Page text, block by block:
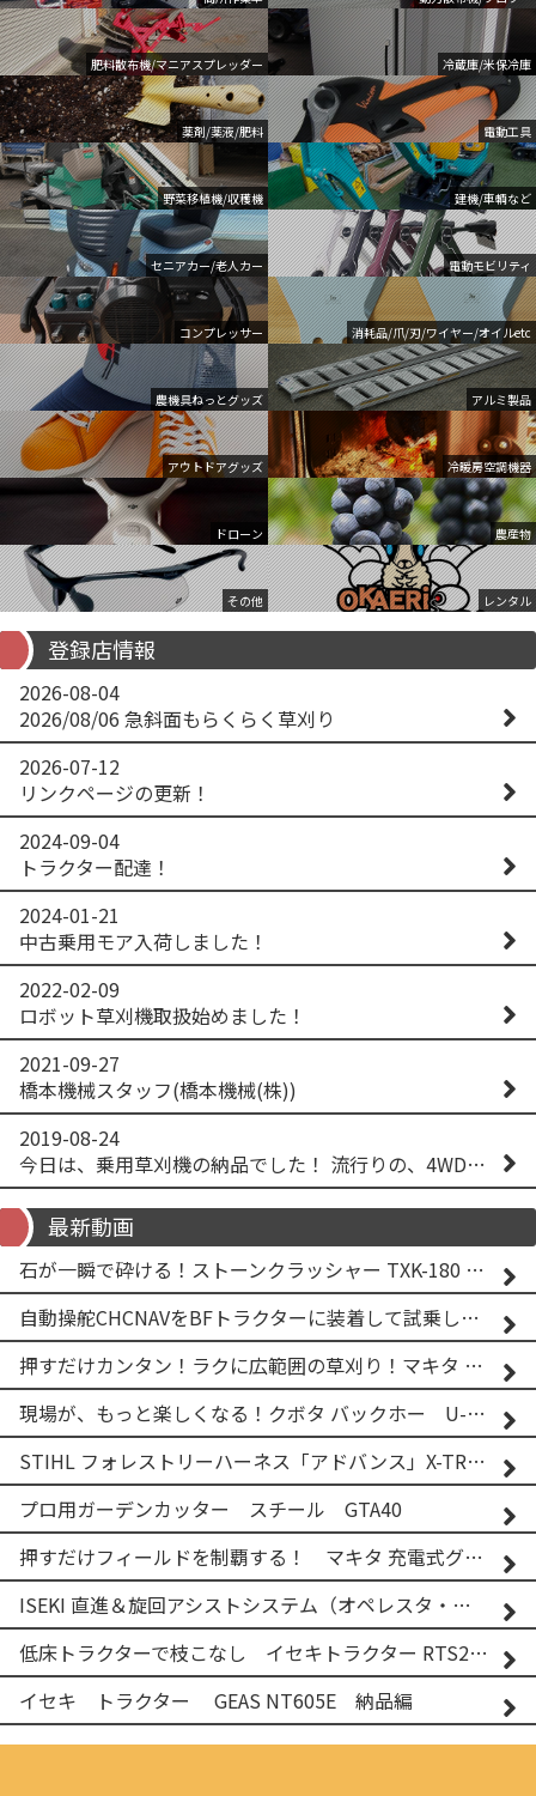
肥料散布機/マニアスプレッダー 冷蔵庫/米保冷庫
薬剤/薬液/肥料 電動工具
野菜移植機/収穫機 建機/車輌など
セニアカー/老人カー 電動モビリティ
コンプレッサー 消耗品/爪/刃/ワイヤー/オイルetc
農機具ねっとグッズ アルミ製品
アウトドアグッズ 冷暖房空調機器
ドローン 農産物
その他 レンタル
登録店情報
2026-08-04
2026/08/06 急斜面もらくらく草刈り
2026-07-12
リンクページの更新！
2024-09-04
トラクター配達！
2024-01-21
中古乗用モア入荷しました！
2022-02-09
ロボット草刈機取扱始めました！
2021-09-27
橋本機械スタッフ(橋本機械(株))
2019-08-24
今日は、乗用草刈機の納品でした！ 流行りの、4WD！ #イセキアグリ #オーレック #四駆 #増税間近
最新動画
石が一瞬で砕ける！ストーンクラッシャー TXK-180 実演
自動操舵CHCNAVをBFトラクターに装着して試乗してみた！！ CHCNAV NX610
押すだけカンタン！ラクに広範囲の草刈り！マキタ バッテリー式草刈り機 MUG001G 2
現場が、もっと楽しくなる！クボタ バックホー U-25-3A
STIHL フォレストリーハーネス「アドバンス」X-TREEm
プロ用ガーデンカッター スチール GTA40
押すだけフィールドを制覇する！ マキタ 充電式グランドトリマー MUG001G
ISEKI 直進＆旋回アシストシステム（オペレスタ・ターン）搭載 イセキ 乗用田植機 PRJ8D-ZJL
低床トラクターで枝こなし イセキトラクター RTS205NS & フレールモア FNC1202F
イセキ トラクター GEAS NT605E 納品編